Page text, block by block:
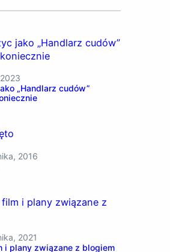
„Handlarz cudów”
2016
2021
i plany związane z blogiem